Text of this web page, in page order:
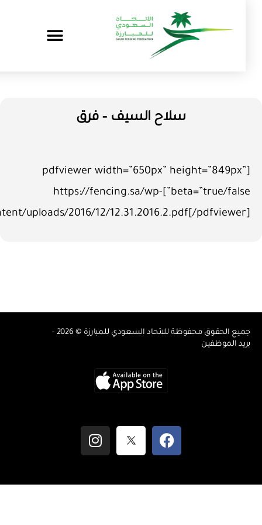
سلاح السيف – فرق
[pdfviewer width=”650px” height=”849px”
beta=”true/false”]https://fencing.sa/wp-
content/uploads/2016/12/12.31.2016.2.pdf[/
الحقوق محفوظة للاتحاد السعودي للمبارزة © 2026 -
الموظفين